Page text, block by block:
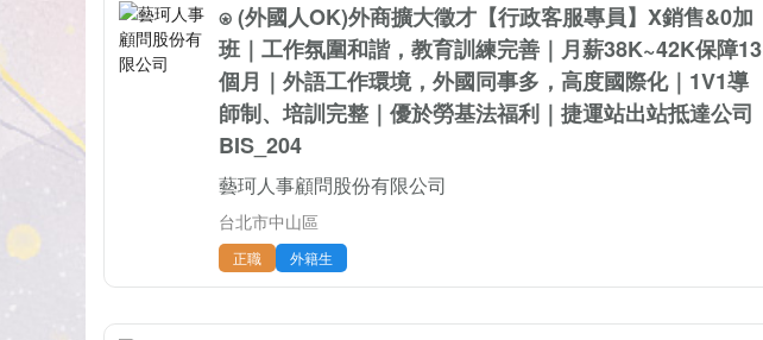
⍟ (外國人OK)外商擴大徵才【行政客服專員】X銷售&0加
班｜工作氛圍和諧，教育訓練完善｜月薪38K~42K保障13
個月｜外語工作環境，外國同事多，高度國際化｜1V1導
師制、培訓完整｜優於勞基法福利｜捷運站出站抵達公司
BIS_204
藝珂人事顧問股份有限公司
台北市中山區
正職 外籍生